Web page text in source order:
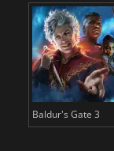
Baldur's Gate 3